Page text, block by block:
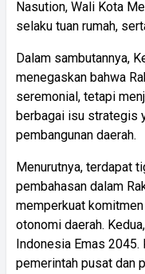
Nasution, Wali Kota
selaku tuan rumah,
Dalam sambutannya,
menegaskan bahwa
seremonial, tetapi
berbagai isu strategis
pembangunan daerah.
Menurutnya, terdapat
pembahasan dalam
memperkuat
otonomi daerah.
Indonesia Emas 2045.
pemerintah pusat dan